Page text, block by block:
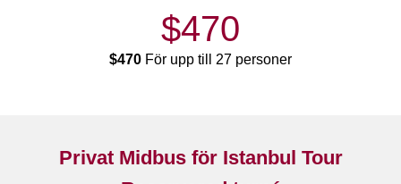
$470
$470 För upp till 27 personer
Privat Midbus för Istanbul Tour